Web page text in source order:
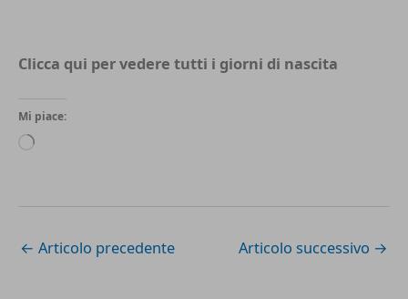
Clicca qui per vedere tutti i giorni di nascita
Mi piace:
Caricamento
← Articolo precedente Articolo successivo →